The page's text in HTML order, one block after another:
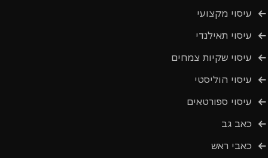
עיסוי מקצועי
עיסוי תאילנדי
עיסוי שקיות צמחים
עיסוי הוליסטי
עיסוי ספורטאים
כאב גב
כאבי ראש